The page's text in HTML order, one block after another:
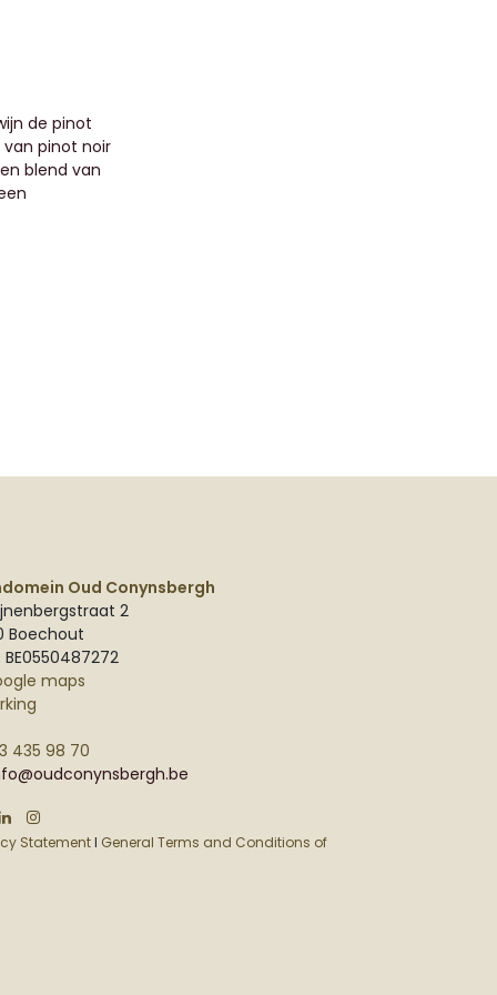
de pinot
pinot noir
blend van
Oud Conynsbergh
2
Boechout
BE0550487272
maps
435 98 70
StatementI General Terms and Conditions of